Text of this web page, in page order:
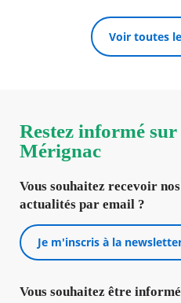
Voir toutes
Restez informé
Mérignac
Vous souhaitez recevoir nos
actualités par email ?
Je m'inscris à la
Vous souhaitez être